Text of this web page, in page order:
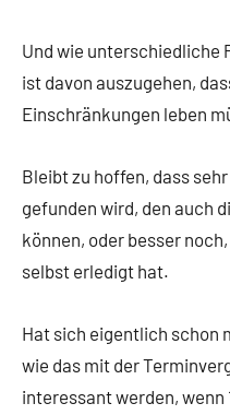
Und wie unterschiedliche
ist davon auszugehen,
Einschränkungen leben
Bleibt zu hoffen, dass
gefunden wird, den auch
können, oder besser
selbst erledigt hat.
Hat sich eigentlich schon
wie das mit der
interessant werden, wenn